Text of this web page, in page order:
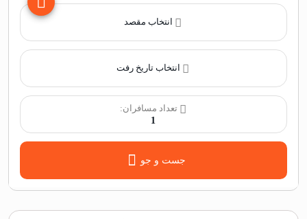
انتخاب مقصد
تعداد مسافران:
1
جست و جو